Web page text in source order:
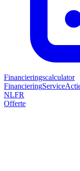
Financieringscalculator
FinancieringService
NLFR
Offerte